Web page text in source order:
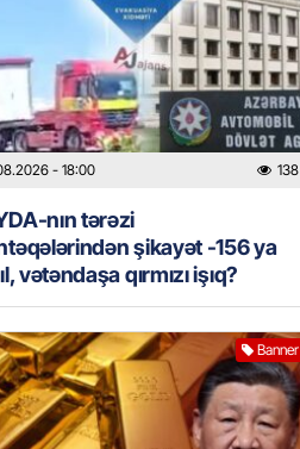
- 18:00 138
nın tərəzi
şikayət -156 ya
vətəndaşa qırmızı işıq?
Banner